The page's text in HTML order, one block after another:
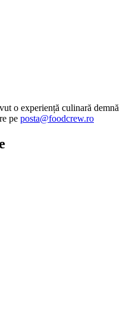
o experiență culinară demnă
pe posta@foodcrew.ro